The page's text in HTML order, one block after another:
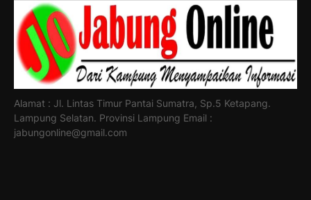
Alamat : Jl. Lintas Timur Pantai Sumatra, Sp.5 Ketapang.
Lampung Selatan. Provinsi Lampung Email :
jabungonline@gmail.com